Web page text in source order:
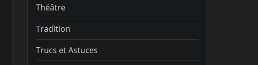
Théâtre
Tradition
Trucs et Astuces